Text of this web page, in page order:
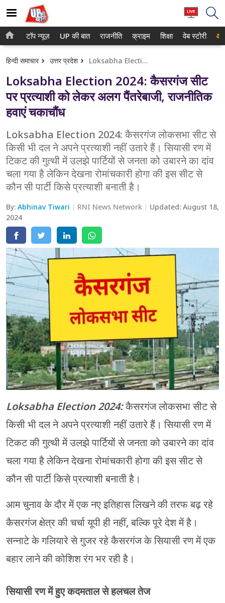
होम
टॉप न्यूज़
UP की बात
राजनीति
क्राइम
शिक्षा
वेब स्टोरी
टॉप न्यूज़ UP की बात राजनीति क्राइम शिक्षा वेब स्टोरी
हिन्दी समाचार उत्तर प्रदेश Loksabha Election 2024: कैसरगंज सीट पर प्रत्याशी को लेकर अलग पैंतरेबाजी, राजनीतिक हवाएं चकाचौंध
Loksabha Election 2024: कैसरगंज सीट
पर प्रत्याशी को लेकर अलग पैंतरेबाजी, राजनीतिक
हवाएं चकाचौंध
Loksabha Election 2024: कैसरगंज लोकसभा सीट से
किसी भी दल ने अपने प्रत्याशी नहीं उतारे हैं। सियासी रण में
टिकट की गुत्थी में उलझे पार्टियों से जनता को उबारने का दांव
चला गया है लेकिन देखना रोमांचकारी होगा की इस सीट से
कौन सी पार्टी किसे प्रत्याशी बनाती है।
By:Abhinav Tiwari RNI News Network Updated:August 18,
2024
Loksabha Election 2024:कैसरगंज लोकसभा सीट से
किसी भी दल ने अपने प्रत्याशी नहीं उतारे हैं। सियासी रण में
टिकट की गुत्थी में उलझे पार्टियों से जनता को उबारने का दांव
चला गया है लेकिन देखना रोमांचकारी होगा की इस सीट से
कौन सी पार्टी किसे प्रत्याशी बनाती है।
आम चुनाव के दौर में एक नए इतिहास लिखने की तरफ बढ़ रहे
कैसरगंज क्षेत्र की चर्चा यूपी ही नहीं, बल्कि पूरे देश में है।
सन्नाटे के गलियारे से गुजर रहे कैसरगंज के सियासी रण में एक
बहार लाने की कोशिश रंग भर रही है।
सियासी रण में हुए कदमताल से हलचल तेज
गाजियाबाद
लखनऊ
कानपुर
वाराणसी
आगरा
अयोध्या
मथुरा
मेरठ
मुरादाबाद
गोरखपुर
प्रयागराज
रामपुर